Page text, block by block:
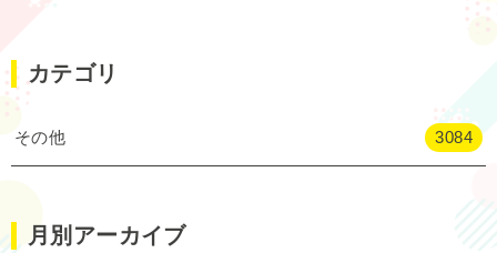
カテゴリ
その他 3084
月別アーカイブ